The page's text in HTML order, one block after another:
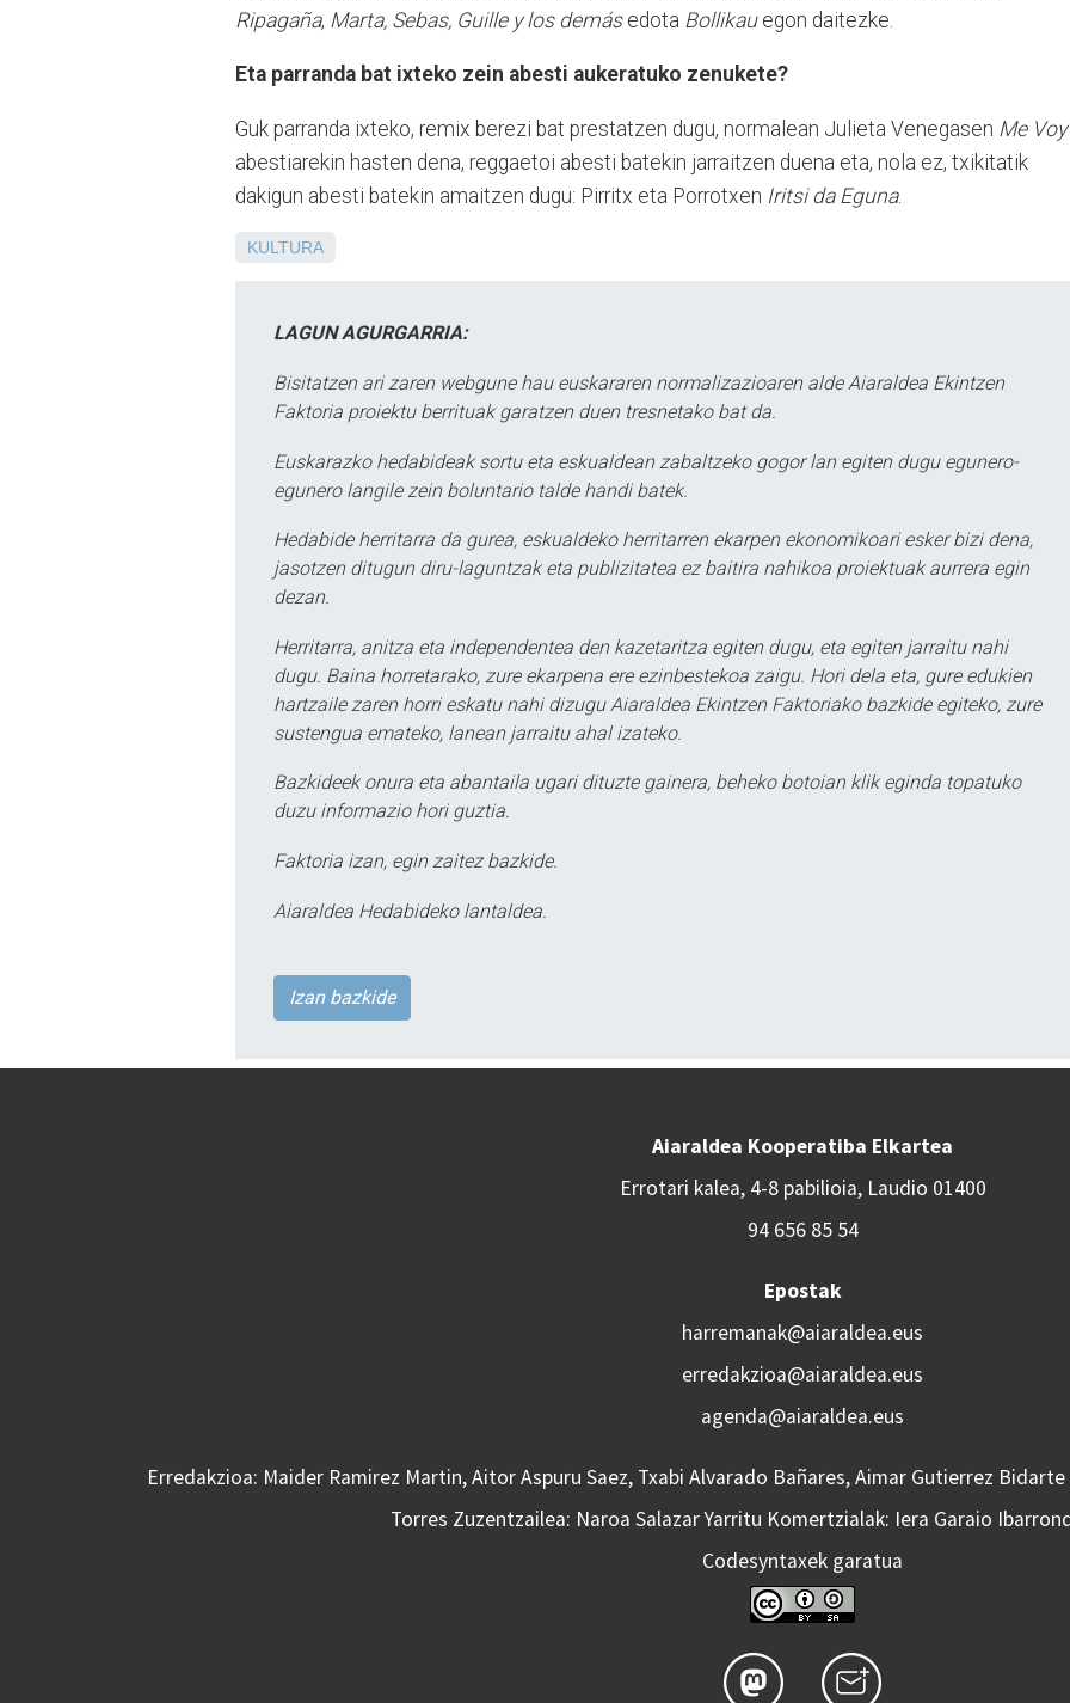
Ripagaña, Marta, Sebas, Guille y los demásedota Bollikauegon daitezke.
Eta parranda bat ixteko zein abesti aukeratuko zenukete?
Guk parranda ixteko, remix berezi bat prestatzen dugu, normalean Julieta Venegasen Me Voy
abestiarekin hasten dena, reggaetoi abesti batekin jarraitzen duena eta, nola ez, txikitatik
dakigun abesti batekin amaitzen dugu: Pirritx eta Porrotxen Iritsi da Eguna.
KULTURA
LAGUN AGURGARRIA:
Bisitatzen ari zaren webgune hau euskararen normalizazioaren alde Aiaraldea Ekintzen
Faktoria proiektu berrituak garatzen duen tresnetako bat da.
Euskarazko hedabideak sortu eta eskualdean zabaltzeko gogor lan egiten dugu egunero-
egunero langile zein boluntario talde handi batek.
Hedabide herritarra da gurea, eskualdeko herritarren ekarpen ekonomikoari esker bizi dena,
jasotzen ditugun diru-laguntzak eta publizitatea ez baitira nahikoa proiektuak aurrera egin
dezan.
Herritarra, anitza eta independentea den kazetaritza egiten dugu, eta egiten jarraitu nahi
dugu. Baina horretarako, zure ekarpena ere ezinbestekoa zaigu. Hori dela eta, gure edukien
hartzaile zaren horri eskatu nahi dizugu Aiaraldea Ekintzen Faktoriako bazkide egiteko, zure
sustengua emateko, lanean jarraitu ahal izateko.
Bazkideek onura eta abantaila ugari dituzte gainera, beheko botoian klik eginda topatuko
duzu informazio hori guztia.
Faktoria izan, egin zaitez bazkide.
Aiaraldea Hedabideko lantaldea.
Izan bazkide
Aiaraldea Kooperatiba Elkartea
Errotari kalea, 4-8 pabilioia, Laudio 01400
94 656 85 54
Epostak
harremanak@aiaraldea.eus
erredakzioa@aiaraldea.eus
agenda@aiaraldea.eus
Erredakzioa: Maider Ramirez Martin, Aitor Aspuru Saez, Txabi Alvarado Bañares, Aimar Gutierrez
Torres Zuzentzailea: Naroa Salazar Yarritu Komertzialak: Iera Garaio
Codesyntaxek garatua